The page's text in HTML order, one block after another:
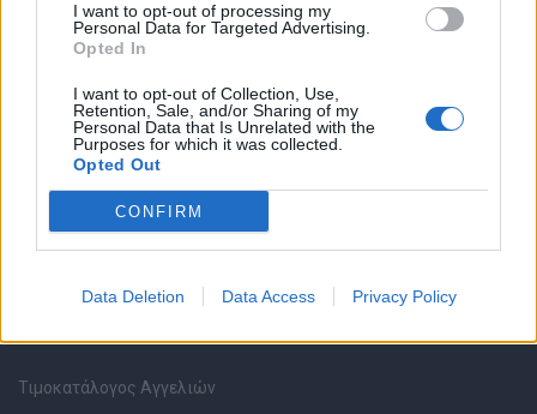
I want to opt-out of processing my
Personal Data for Targeted Advertising.
Opted In
I want to opt-out of Collection, Use,
Retention, Sale, and/or Sharing of my
Personal Data that Is Unrelated with the
Purposes for which it was collected.
Opted Out
CONFIRM
Data Deletion Data Access Privacy Policy
HR corner
Περιγραφές Θέσεων Εργασίας
Ερωτήσεις συνεντεύξεων
Υπολογισμός καθαρού μισθού
Τιμοκατάλογος Αγγελιών